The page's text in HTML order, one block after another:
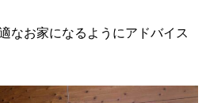
なお家になるようにアドバイス